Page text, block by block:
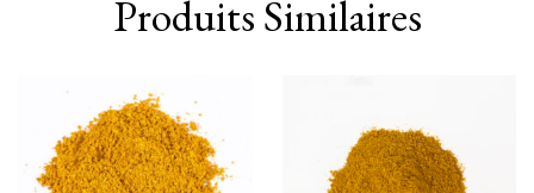
Produits Similaires